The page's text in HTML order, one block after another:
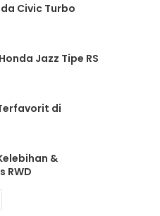
Civic Turbo
Jazz Tipe RS
di
&
RWD